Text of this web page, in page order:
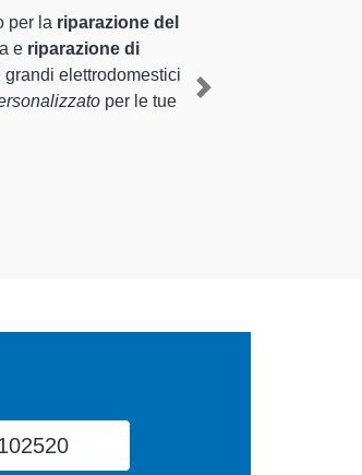
di Robbio e provincia per
ripristino rapido del corretto
sugli elettrodomestici daNext